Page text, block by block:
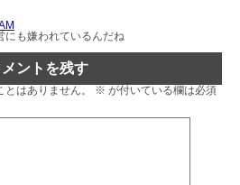
にも嫌われているんだね
メントを残す
はありません。 ※ が付いている欄は必須